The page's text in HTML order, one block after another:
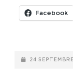
Facebook
POSTED-
24